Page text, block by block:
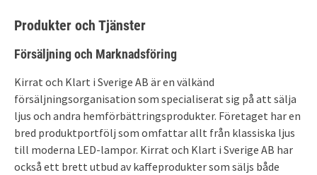
Produkter och Tjänster
Försäljning och Marknadsföring
Kirrat och Klart i Sverige AB är en välkänd
försäljningsorganisation som specialiserat sig på att sälja
ljus och andra hemförbättringsprodukter. Företaget har en
bred produktportfölj som omfattar allt från klassiska ljus
till moderna LED-lampor. Kirrat och Klart i Sverige AB har
också ett brett utbud av kaffeprodukter som säljs både